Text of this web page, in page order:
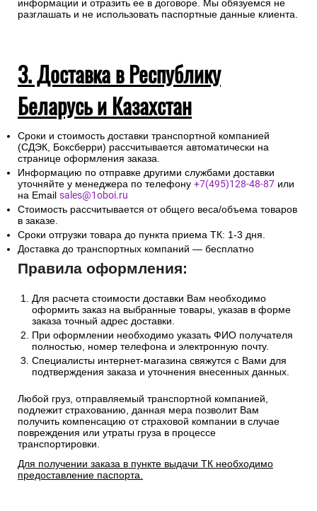
информации и отразить ее в договоре. Мы обязуемся не
разглашать и не использовать паспортные данные клиента.
3. Доставка в Республику
Беларусь и Казахстан
Сроки и стоимость доставки транспортной компанией
(СДЭК, Боксберри) рассчитывается автоматически на
странице оформления заказа.
Информацию по отправке другими службами доставки
уточняйте у менеджера по телефону +7(495)128-48-87 или
на Email sales@1oboi.ru
Стоимость рассчитывается от общего веса/объема товаров
в заказе.
Сроки отгрузки товара до пункта приема ТК: 1-3 дня.
Доставка до транспортных компаний — бесплатно
Правила оформления:
Для расчета стоимости доставки Вам необходимо
оформить заказ на выбранные товары, указав в форме
заказа точный адрес доставки.
При оформлении необходимо указать ФИО получателя
полностью, номер телефона и электронную почту.
Специалисты интернет-магазина свяжутся с Вами для
подтверждения заказа и уточнения внесенных данных.
Любой груз, отправляемый транспортной компанией,
подлежит страхованию, данная мера позволит Вам
получить компенсацию от страховой компании в случае
повреждения или утраты груза в процессе
транспортировки.
Для получении заказа в пункте выдачи ТК необходимо
предоставление паспорта.